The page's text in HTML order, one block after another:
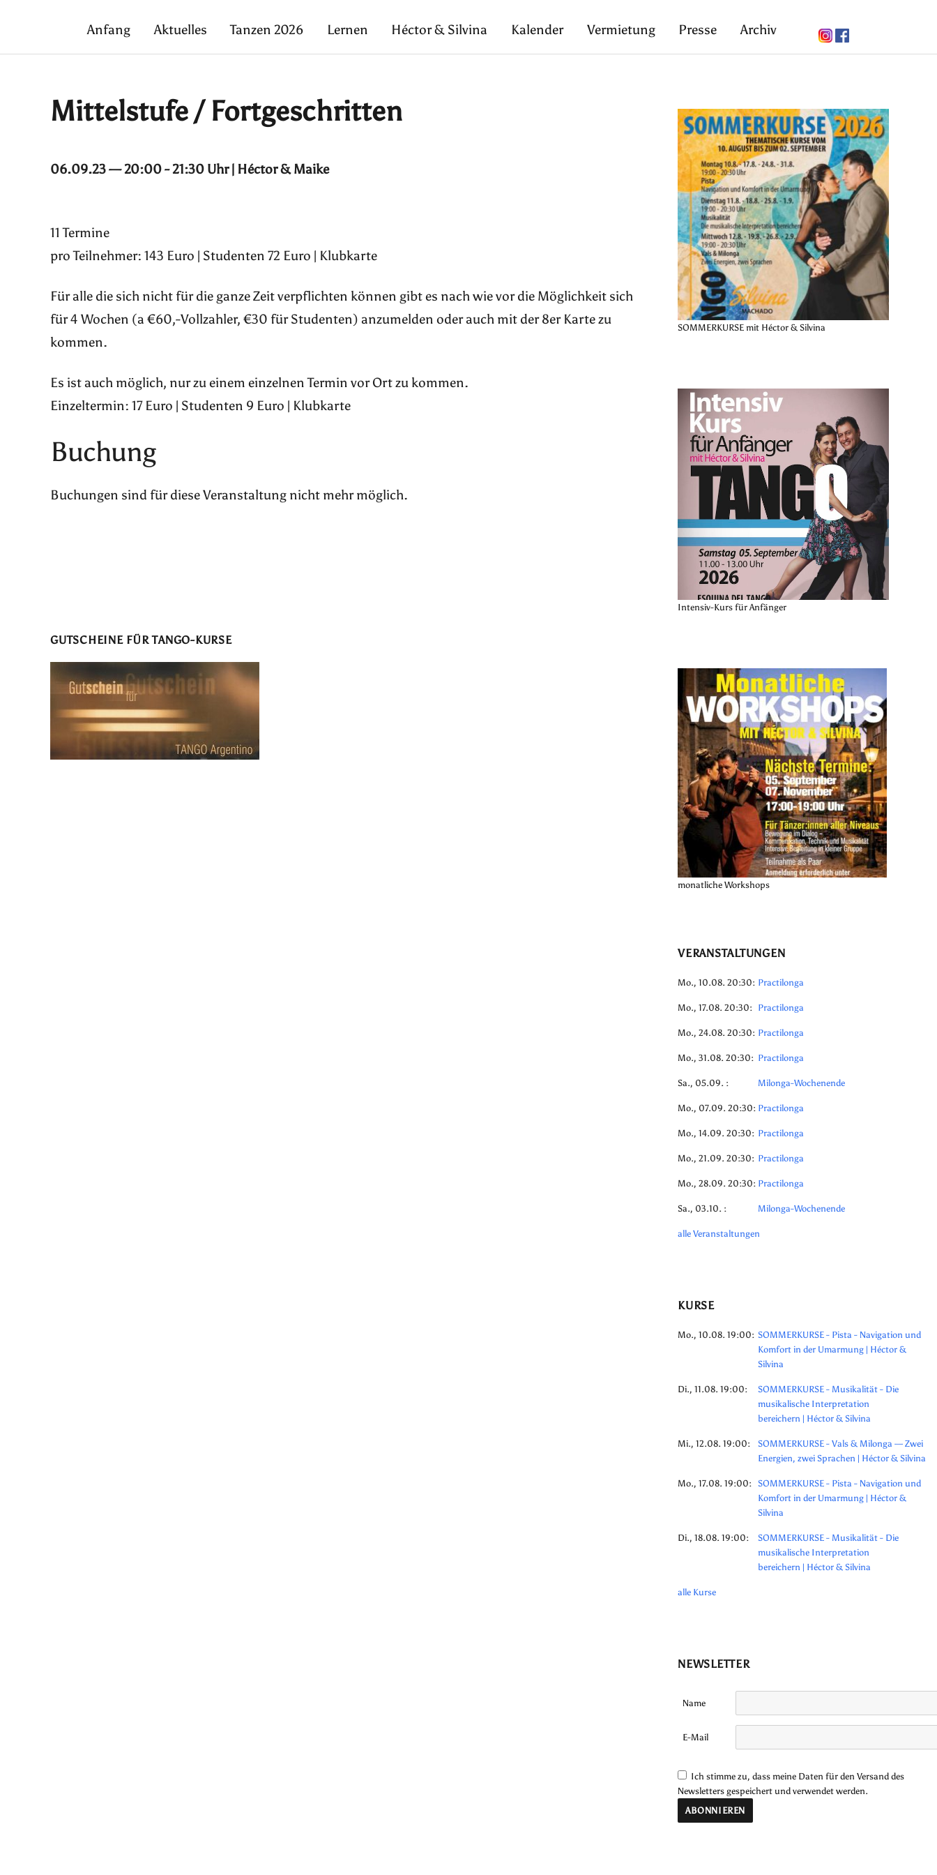
Anfang Aktuelles Tanzen 2026 Lernen Héctor & Silvina Kalender Vermietung Presse Archiv
Mittelstufe / Fortgeschritten
06.09.23 — 20:00 - 21:30 Uhr | Héctor & Maike
11 Termine
pro Teilnehmer: 143 Euro | Studenten 72 Euro | Klubkarte
Für alle die sich nicht für die ganze Zeit verpflichten können gibt es nach wie vor die Möglichkeit sich
für 4 Wochen (a €60,-Vollzahler, €30 für Studenten) anzumelden oder auch mit der 8er Karte zu
kommen.
Es ist auch möglich, nur zu einem einzelnen Termin vor Ort zu kommen.
Einzeltermin: 17 Euro | Studenten 9 Euro | Klubkarte
Buchung
Buchungen sind für diese Veranstaltung nicht mehr möglich.
GUTSCHEINE FÜR TANGO-KURSE
SOMMERKURSE mit Héctor & Silvina
Intensiv-Kurs für Anfänger
monatliche Workshops
VERANSTALTUNGEN
Mo., 10.08. 20:30: Practilonga
Mo., 17.08. 20:30: Practilonga
Mo., 24.08. 20:30: Practilonga
Mo., 31.08. 20:30: Practilonga
Sa., 05.09. : Milonga-Wochenende
Mo., 07.09. 20:30: Practilonga
Mo., 14.09. 20:30: Practilonga
Mo., 21.09. 20:30: Practilonga
Mo., 28.09. 20:30: Practilonga
Sa., 03.10. : Milonga-Wochenende
alle Veranstaltungen
KURSE
Mo., 10.08. 19:00: SOMMERKURSE - Pista - Navigation und
Komfort in der Umarmung | Héctor &
Silvina
Di., 11.08. 19:00:
SOMMERKURSE - Musikalität - Die
musikalische Interpretation
bereichern | Héctor & Silvina
Mi., 12.08. 19:00:
SOMMERKURSE - Vals & Milonga — Zwei
Energien, zwei Sprachen | Héctor & Silvina
Mo., 17.08. 19:00: SOMMERKURSE - Pista - Navigation und
Komfort in der Umarmung | Héctor &
Silvina
Di., 18.08. 19:00:
SOMMERKURSE - Musikalität - Die
musikalische Interpretation
bereichern | Héctor & Silvina
alle Kurse
NEWSLETTER
Name
E-Mail
Ich stimme zu, dass meine Daten für den Versand des
Newsletters gespeichert und verwendet werden.